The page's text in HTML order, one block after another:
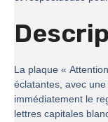
La plaque «
éclatantes, avec
immédiatement le
lettres capitales